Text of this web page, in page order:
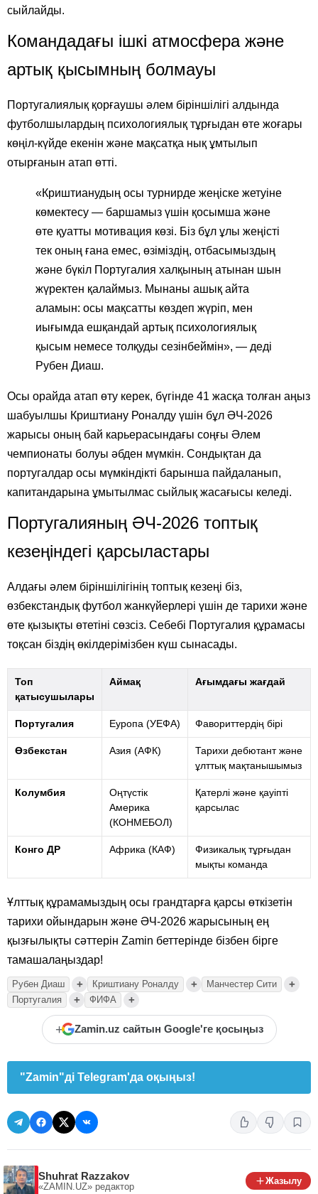
сыйлайды.
Командадағы ішкі атмосфера және
артық қысымның болмауы
Португалиялық қорғаушы әлем біріншілігі алдында
футболшылардың психологиялық тұрғыдан өте жоғары
көңіл-күйде екенін және мақсатқа нық ұмтылып
отырғанын атап өтті.
«Криштианудың осы турнирде жеңіске жетуіне
көмектесу — баршамыз үшін қосымша және
өте қуатты мотивация көзі. Біз бұл ұлы жеңісті
тек оның ғана емес, өзіміздің, отбасымыздың
және бүкіл Португалия халқының атынан шын
жүректен қалаймыз. Мынаны ашық айта
аламын: осы мақсатты көздеп жүріп, мен
иығымда ешқандай артық психологиялық
қысым немесе толқуды сезінбеймін», — деді
Рубен Диаш.
Осы орайда атап өту керек, бүгінде 41 жасқа толған аңыз
шабуылшы Криштиану Роналду үшін бұл ӘЧ-2026
жарысы оның бай карьерасындағы соңғы Әлем
чемпионаты болуы әбден мүмкін. Сондықтан да
португалдар осы мүмкіндікті барынша пайдаланып,
капитандарына ұмытылмас сыйлық жасағысы келеді.
Португалияның ӘЧ-2026 топтық
кезеңіндегі қарсыластары
Алдағы әлем біріншілігінің топтық кезеңі біз,
өзбекстандық футбол жанкүйерлері үшін де тарихи және
өте қызықты өтетіні сөзсіз. Себебі Португалия құрамасы
тоқсан біздің өкілдерімізбен күш сынасады.
Топ
қатысушылары
Аймақ Ағымдағы жағдай
Португалия Еуропа (УЕФА) Фавориттердің бірі
Өзбекстан Азия (АФК)
Тарихи дебютант және
ұлттық мақтанышымыз
Колумбия
Оңтүстік
Америка
(КОНМЕБОЛ)
Қатерлі және қауіпті
қарсылас
Конго ДР Африка (КАФ)
Физикалық тұрғыдан
мықты команда
Ұлттық құрамамыздың осы грандтарға қарсы өткізетін
тарихи ойындарын және ӘЧ-2026 жарысының ең
қызғылықты сәттерін Zamin беттерінде бізбен бірге
тамашалаңыздар!
Рубен Диаш + Криштиану Роналду + Манчестер Сити +
Португалия + ФИФА +
+ Zamin.uz сайтын Google'ге қосыңыз
"Zamin"ді Telegram'да оқыңыз!
Shuhrat Razzakov
«ZAMIN.UZ» редактор
Жазылу